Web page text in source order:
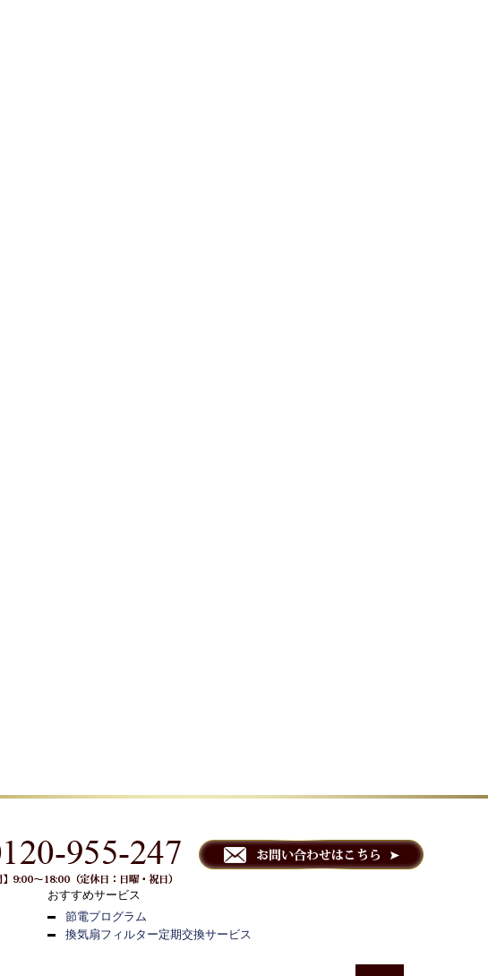
おすすめサービス
節電プログラム
換気扇フィルター定期交換サービス